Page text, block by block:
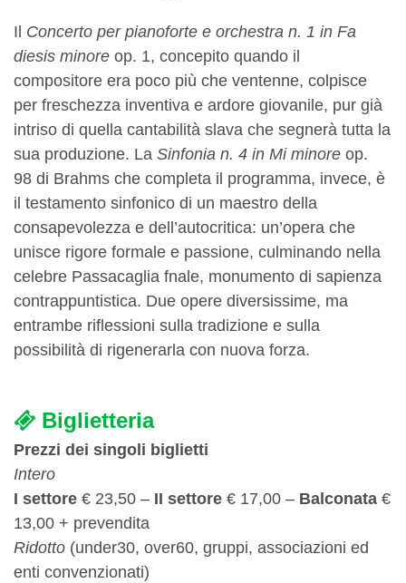
Il Concerto per pianoforte e orchestra n. 1 in Fa
diesis minore op. 1, concepito quando il
compositore era poco più che ventenne, colpisce
per freschezza inventiva e ardore giovanile, pur già
intriso di quella cantabilità slava che segnerà tutta la
sua produzione. La Sinfonia n. 4 in Mi minore op.
98 di Brahms che completa il programma, invece, è
il testamento sinfonico di un maestro della
consapevolezza e dell’autocritica: un’opera che
unisce rigore formale e passione, culminando nella
celebre Passacaglia fnale, monumento di sapienza
contrappuntistica. Due opere diversissime, ma
entrambe riflessioni sulla tradizione e sulla
possibilità di rigenerarla con nuova forza.
Biglietteria
Prezzi dei singoli biglietti
Intero
I settore € 23,50 – II settore € 17,00 – Balconata €
13,00 + prevendita
Ridotto (under30, over60, gruppi, associazioni ed
enti convenzionati)